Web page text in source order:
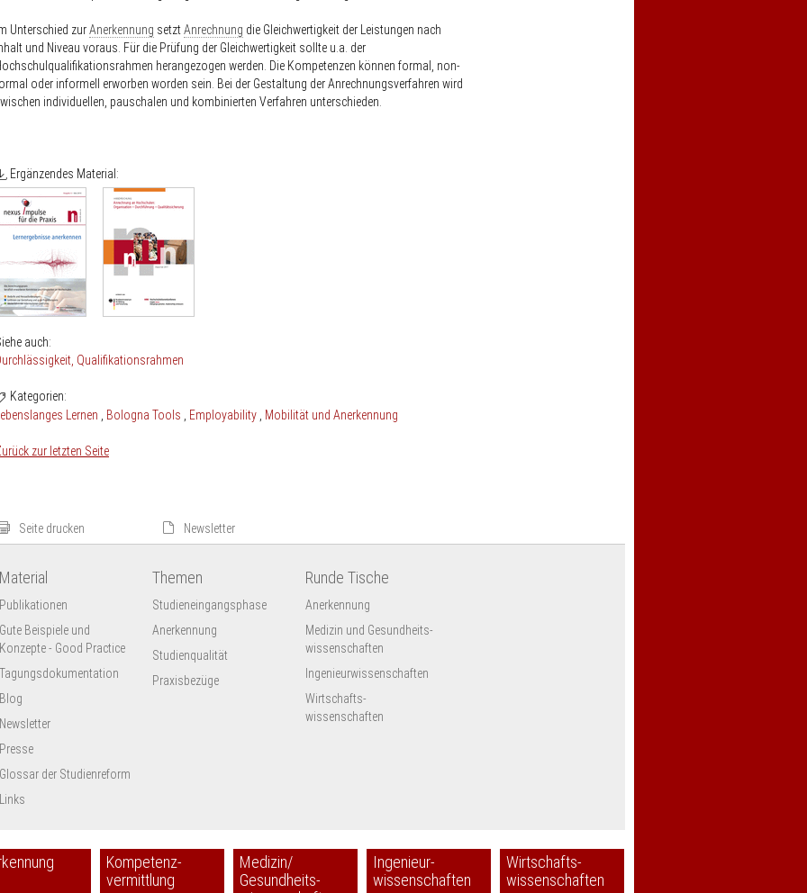
Unterschied zurAnerkennung setztAnrechnung die Gleichwertigkeit der Leistungen nach
und Niveau voraus. Für die Prüfung der Gleichwertigkeit sollte u.a. der
herangezogen werden. Die Kompetenzen können formal, non-
oder informell erworben worden sein. Bei der Gestaltung der Anrechnungsverfahren wird
individuellen, pauschalen und kombinierten Verfahren unterschieden.
Ergänzendes Material:
auch:
Qualifikationsrahmen
Kategorien:
Lernen
Bologna Tools Employability Mobilität und Anerkennung
zur letzten Seite
Seite drucken Newsletter
Material
Publikationen
Gute Beispiele und
Konzepte - Good Practice
Tagungsdokumentation
Blog
Newsletter
Presse
Glossar der Studienreform
Links
Themen
Studieneingangsphase
Anerkennung
Studienqualität
Praxisbezüge
Runde Tische
Anerkennung
Medizin und Gesundheits-
wissenschaften
Ingenieur­wissenschaften
Wirtschafts-
wissenschaften
Kompetenz-
vermittlung
Medizin/
Gesundheits-
Ingenieur-
wissenschaften
Wirtschafts-
wissenschaften